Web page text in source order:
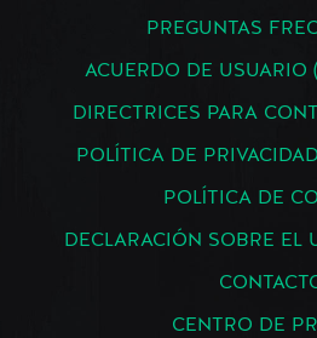
PREGUNTAS
ACUERDO DE USUARIO
DIRECTRICES PARA
POLÍTICA DE
POLÍTICA DE
DECLARACIÓN SOBRE EL
CENTRO DE